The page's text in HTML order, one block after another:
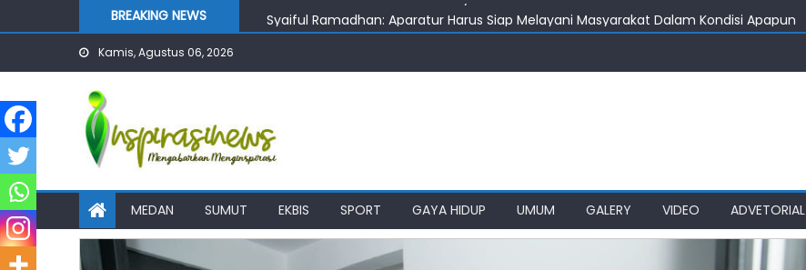
to
BREAKING NEWS
Syaiful Ramadhan: Aparatur Harus Siap Melayani Masyarakat Dalam Kondisi Apapun
RSUD dr. M. Thomsen Disiapkan Jadi RS Regional Kepulauan Nias
Kamis, Agustus 06, 2026
MEDAN SUMUT EKBIS SPORT GAYA HIDUP UMUM GALERY VIDEO ADVETORIAL